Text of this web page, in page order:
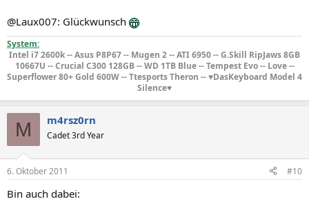
@Laux007: Glückwunsch
System:
Intel i7 2600k -- Asus P8P67 -- Mugen 2 -- ATI 6950 -- G.Skill RipJaws 8GB
10667U -- Crucial C300 128GB -- WD 1TB Blue -- Tempest Evo -- Love --
Superflower 80+ Gold 600W -- Ttesports Theron -- ♥DasKeyboard Model 4
Silence♥​
M m4rsz0rn
Cadet 3rd Year
6. Oktober 2011 #10
Bin auch dabei: